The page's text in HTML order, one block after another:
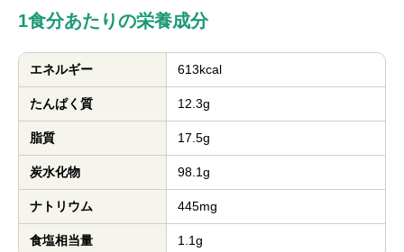
1食分あたりの栄養成分
エネルギー 613kcal
たんぱく質 12.3g
脂質 17.5g
炭水化物 98.1g
ナトリウム 445mg
食塩相当量 1.1g